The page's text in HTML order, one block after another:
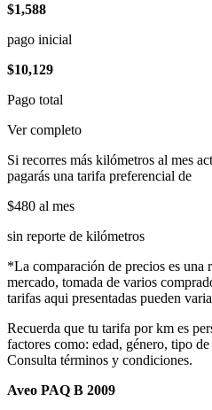
$1,588
pago inicial
$10,129
Pago total
Ver completo
Si recorres más kilómetros al mes
pagarás una tarifa preferencial de
$480 al mes
sin reporte de kilómetros
*La comparación de precios es una
mercado, tomada de varios
tarifas aqui presentadas pueden
Recuerda que tu tarifa por km es
factores como: edad, género, tipo
Consulta términos y condiciones.
Aveo PAQ B 2009